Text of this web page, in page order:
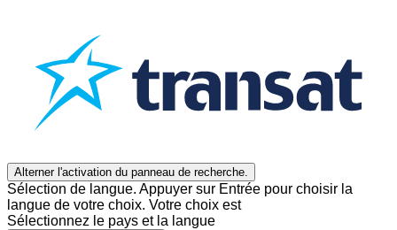
Alterner l'activation du panneau de recherche.
Sélection de langue. Appuyer sur Entrée pour choisir la
langue de votre choix. Votre choix est
Sélectionnez le pays et la langue